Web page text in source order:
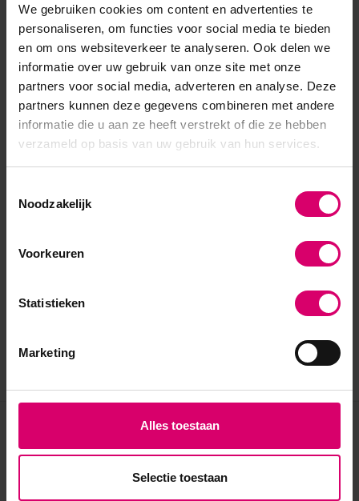
We gebruiken cookies om content en advertenties te
personaliseren, om functies voor social media te bieden
en om ons websiteverkeer te analyseren. Ook delen we
informatie over uw gebruik van onze site met onze
partners voor social media, adverteren en analyse. Deze
partners kunnen deze gegevens combineren met andere
informatie die u aan ze heeft verstrekt of die ze hebben
verzameld op basis van uw gebruik van hun services.
Noodzakelijk
Voorkeuren
Statistieken
Marketing
Alles toestaan
Selectie toestaan
Artikelnummer
SKU 589833